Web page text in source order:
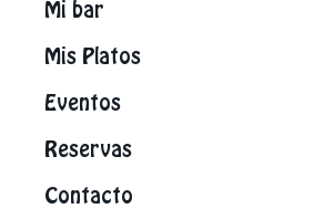
Mi bar
Mis Platos
Eventos
Reservas
Contacto